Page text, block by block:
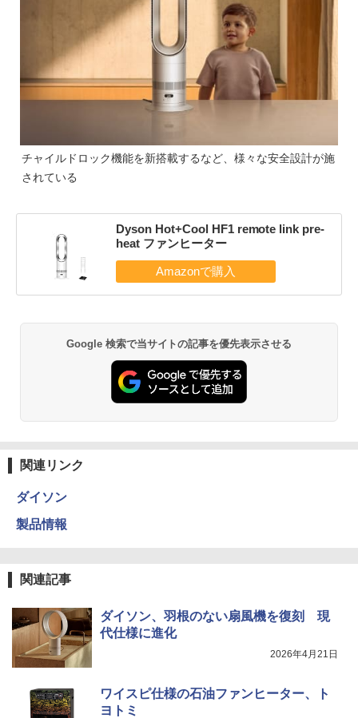
チャイルドロック機能を新搭載するなど、様々な安全設計が施
されている
Dyson Hot+Cool HF1 remote link pre-
heat ファンヒーター
Google 検索で当サイトの記事を優先表示させる
関連リンク
ダイソン
製品情報
関連記事
ダイソン、羽根のない扇風機を復刻 現
代仕様に進化
2026年4月21日
ワイスピ仕様の石油ファンヒーター、ト
ヨトミ